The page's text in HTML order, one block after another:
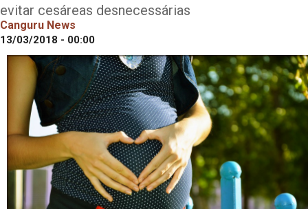
evitar cesáreas desnecessárias
Canguru News
13/03/2018 - 00:00